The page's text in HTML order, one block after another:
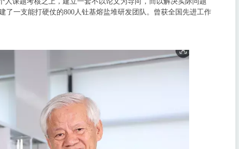
一支能打硬仗的800人钍基熔盐堆研发团队。曾获全国先进工作